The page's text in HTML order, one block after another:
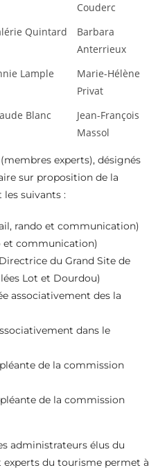
Couderc
Quintard
Barbara
Anterrieux
Lample
Marie-Hélène
Privat
Blanc
Jean-François
Massol
experts), désignés
sur proposition de la
suivants :
rando et communication)
et communication)
du Grand Site de
Lot et Dourdou)
associativement des la
dans le
de la commission
de la commission
administrateurs élus du
du tourisme permet à